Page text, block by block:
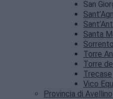
San
Santa
Sorrento
Torre
Torre
Trecase
Vico
Provincia di Avellino